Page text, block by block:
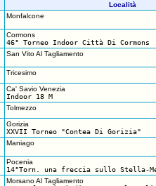
Località
Monfalcone
Cormons
46° Torneo Indoor Città Di Cormons
San Vito Al Tagliamento
Tricesimo
Ca' Savio Venezia
Indoor 18 M
Tolmezzo
Gorizia
XXVII Torneo "Contea Di Gorizia"
Maniago
Pocenia
14°Torn. una freccia sullo Stella-
Morsano Al Tagliamento